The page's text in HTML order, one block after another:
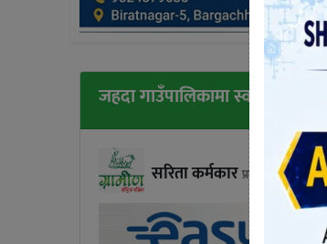
जहदा गाउँपालिकामा स्वास्थ्य
सरिता कर्मकारप्रकाशित